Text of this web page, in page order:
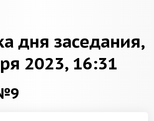
дня заседания,
2023, 16:31